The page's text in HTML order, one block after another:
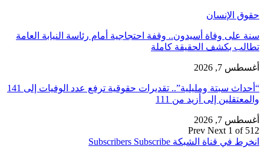
حقوق الإنسان
سنة على وفاة أسيدون.. وقفة احتجاجية أمام رئاسة النيابة العامة
تطالب بكشف الحقيقة كاملة
أغسطس 7, 2026
“أحداث سبتة ومليلية”.. تقديرات حقوقية ترفع عدد الوفيات إلى 141
والمعتقلين إلى أزيد من 111
أغسطس 7, 2026
Prev Next 1 of 512
انخرط في قناة الشبكة
Subscribers Subscribe